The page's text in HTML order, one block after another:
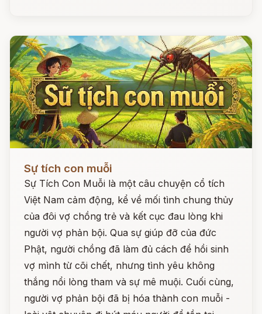
Sự tích con muỗi
Sự Tích Con Muỗi là một câu chuyện cổ tích
Việt Nam cảm động, kể về mối tình chung thủy
của đôi vợ chồng trẻ và kết cục đau lòng khi
người vợ phản bội. Qua sự giúp đỡ của đức
Phật, người chồng đã làm đủ cách để hồi sinh
vợ mình từ cõi chết, nhưng tình yêu không
thắng nổi lòng tham và sự mê muội. Cuối cùng,
người vợ phản bội đã bị hóa thành con muỗi -